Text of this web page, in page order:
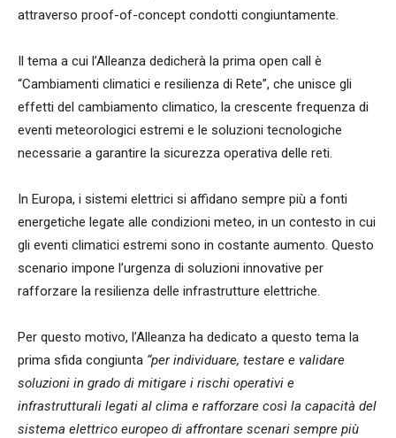
attraverso proof-of-concept condotti congiuntamente.
Il tema a cui l’Alleanza dedicherà la prima open call è
“Cambiamenti climatici e resilienza di Rete”, che unisce gli
effetti del cambiamento climatico, la crescente frequenza di
eventi meteorologici estremi e le soluzioni tecnologiche
necessarie a garantire la sicurezza operativa delle reti.
In Europa, i sistemi elettrici si affidano sempre più a fonti
energetiche legate alle condizioni meteo, in un contesto in cui
gli eventi climatici estremi sono in costante aumento. Questo
scenario impone l’urgenza di soluzioni innovative per
rafforzare la resilienza delle infrastrutture elettriche.
Per questo motivo, l’Alleanza ha dedicato a questo tema la
prima sfida congiunta “per individuare, testare e validare
soluzioni in grado di mitigare i rischi operativi e
infrastrutturali legati al clima e rafforzare così la capacità del
sistema elettrico europeo di affrontare scenari sempre più